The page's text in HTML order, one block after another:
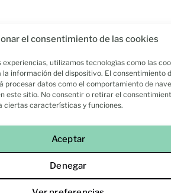
el consentimiento de las cookies
utilizamos tecnologías como las
información del dispositivo. El consentimiento
procesar datos como el comportamiento de
este sitio. No consentir o retirar el
ciertas características y funciones.
Aceptar
Denegar